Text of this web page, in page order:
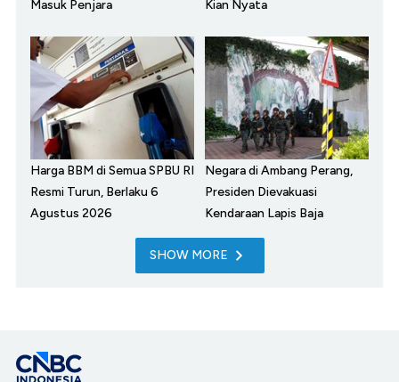
Masuk Penjara
Kian Nyata
Harga BBM di Semua SPBU RI
Resmi Turun, Berlaku 6
Agustus 2026
Negara di Ambang Perang,
Presiden Dievakuasi
Kendaraan Lapis Baja
SHOW MORE